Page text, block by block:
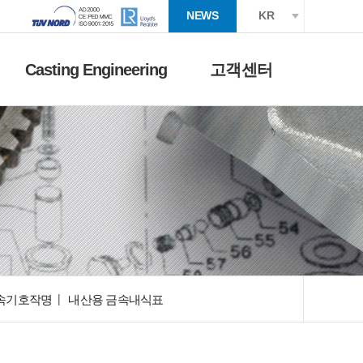
NEWS KR
Casting Engineering 고객센터
기호작명 내산용 금속내식표